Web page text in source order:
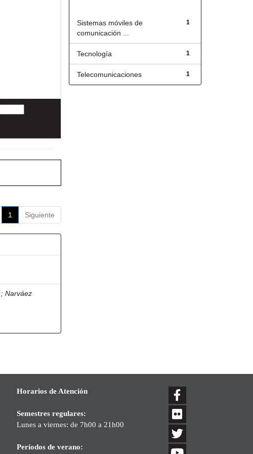
1 Siguiente
;Narváez
1
Sistemas móviles de
comunicación ...
1
Tecnología
1
Telecomunicaciones
Horarios de Atención
Semestres regulares:
Lunes a viernes: de 7h00 a 21h00
Períodos de verano: